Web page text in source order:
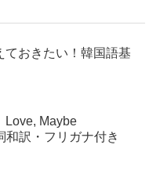
ておきたい！韓国語基
Love, Maybe
和訳・フリガナ付き